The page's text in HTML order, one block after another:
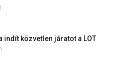
indít közvetlen járatot a LOT